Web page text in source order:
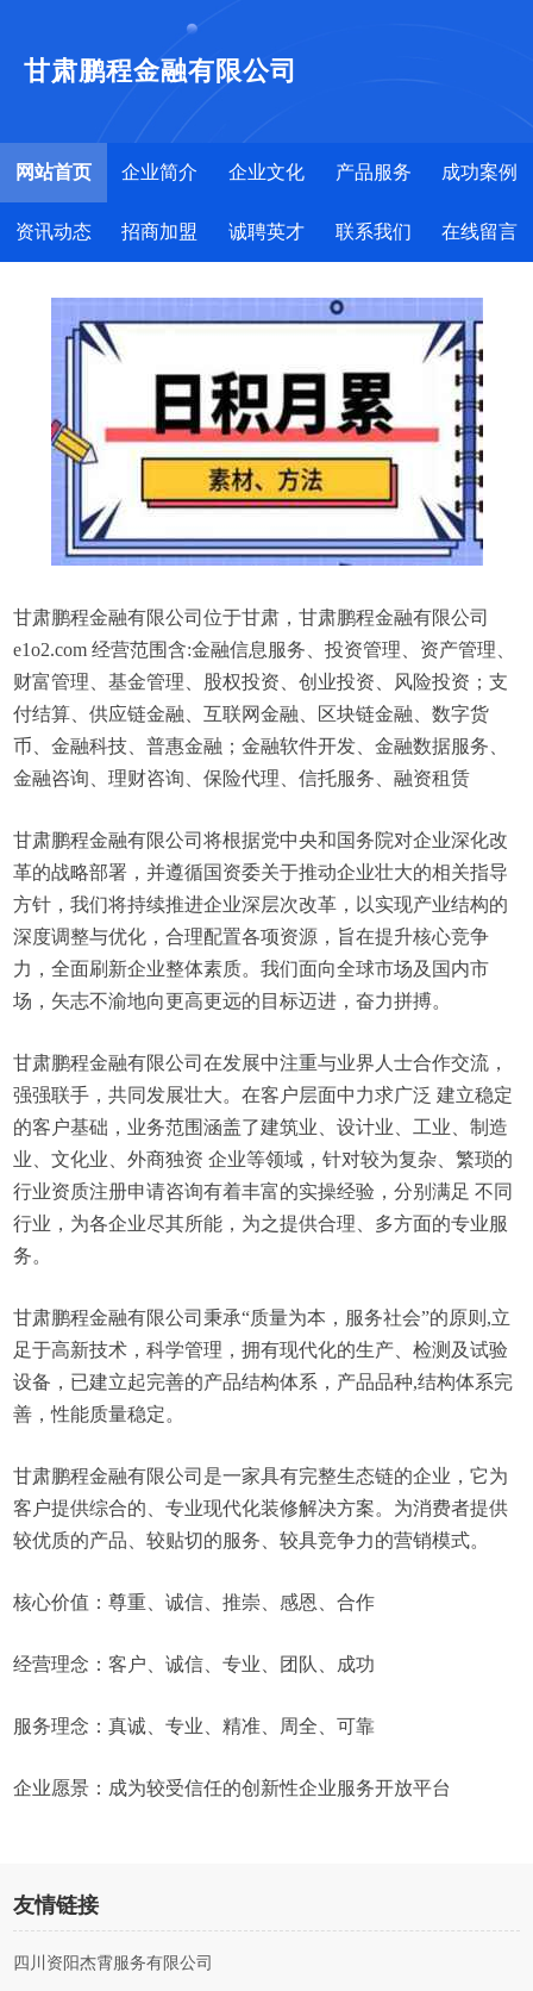
甘肃鹏程金融有限公司
网站首页 企业简介 企业文化 产品服务 成功案例
资讯动态 招商加盟 诚聘英才 联系我们 在线留言
甘肃鹏程金融有限公司位于甘肃，甘肃鹏程金融有限公司
e1o2.com 经营范围含:金融信息服务、投资管理、资产管理、
财富管理、基金管理、股权投资、创业投资、风险投资；支
付结算、供应链金融、互联网金融、区块链金融、数字货
币、金融科技、普惠金融；金融软件开发、金融数据服务、
金融咨询、理财咨询、保险代理、信托服务、融资租赁
甘肃鹏程金融有限公司将根据党中央和国务院对企业深化改
革的战略部署，并遵循国资委关于推动企业壮大的相关指导
方针，我们将持续推进企业深层次改革，以实现产业结构的
深度调整与优化，合理配置各项资源，旨在提升核心竞争
力，全面刷新企业整体素质。我们面向全球市场及国内市
场，矢志不渝地向更高更远的目标迈进，奋力拼搏。
甘肃鹏程金融有限公司在发展中注重与业界人士合作交流，
强强联手，共同发展壮大。在客户层面中力求广泛 建立稳定
的客户基础，业务范围涵盖了建筑业、设计业、工业、制造
业、文化业、外商独资 企业等领域，针对较为复杂、繁琐的
行业资质注册申请咨询有着丰富的实操经验，分别满足 不同
行业，为各企业尽其所能，为之提供合理、多方面的专业服
务。
甘肃鹏程金融有限公司秉承“质量为本，服务社会”的原则,立
足于高新技术，科学管理，拥有现代化的生产、检测及试验
设备，已建立起完善的产品结构体系，产品品种,结构体系完
善，性能质量稳定。
甘肃鹏程金融有限公司是一家具有完整生态链的企业，它为
客户提供综合的、专业现代化装修解决方案。为消费者提供
较优质的产品、较贴切的服务、较具竞争力的营销模式。
核心价值：尊重、诚信、推崇、感恩、合作
经营理念：客户、诚信、专业、团队、成功
服务理念：真诚、专业、精准、周全、可靠
企业愿景：成为较受信任的创新性企业服务开放平台
友情链接
四川资阳杰霄服务有限公司